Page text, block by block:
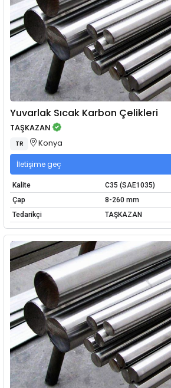
Yuvarlak Sıcak Karbon Çelikleri
TAŞKAZAN
TR Konya
İletişime geç
Kalite
C35 (SAE1035)
Çap
8-260 mm
Tedarikçi
TAŞKAZAN